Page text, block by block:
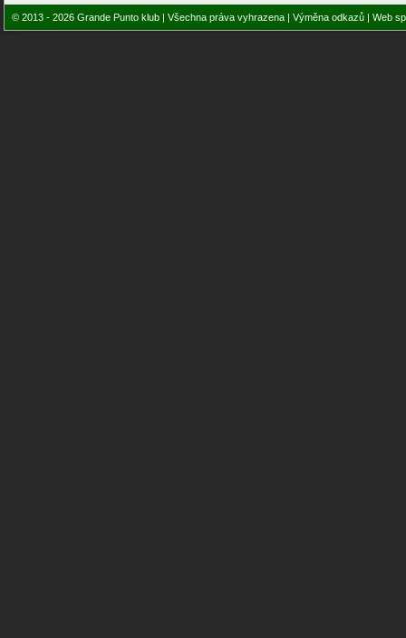
© 2013 - 2026 Grande Punto klub | Všechna práva vyhrazena | Výměna odkazů | Web